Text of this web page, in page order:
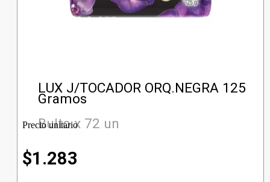
LUX J/TOCADOR ORQ.NEGRA 125
Gramos
Bulto x 72 un
Precio unitario
$1.283